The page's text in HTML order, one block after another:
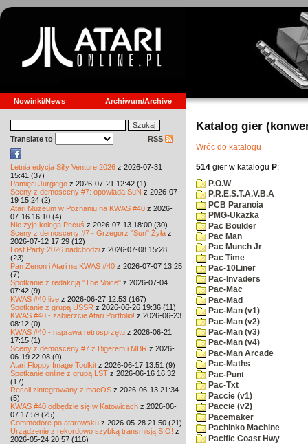
Nowinki/News Archiwum/Archive
Translate to RSS
Letnia edycja Silly Venture 2026 z 2026-07-31
15:41 (37)
Pamięci Jurgiego z 2026-07-21 12:42 (1)
Sceny z demosceny #7: opowiada SuN z 2026-07-
19 15:24 (2)
Atari Muzeum w Poznaniu na KWAS #40 z 2026-
07-16 16:10 (4)
Nie żyje kolega Pecuś z 2026-07-13 18:00 (30)
Sceny z demosceny #7 - Grzegorz "Sun" Żyła z
2026-07-12 17:29 (12)
Lost Party 2026 nadchodzi z 2026-07-08 15:28
(23)
Pan Zenon i Atari na KWAS #40 z 2026-07-07 13:25
(7)
Spotkanie z redakcją "The Voice" z 2026-07-04
07:42 (9)
KWAS #40 live z 2026-06-27 12:53 (167)
Spotkanie z grupą USSR z 2026-06-26 19:36 (11)
KWAS #40 - zabierzcie Atari Portfolio! z 2026-06-23
08:12 (0)
KWAS #40 - naprawa retrosprzętu z 2026-06-21
17:15 (1)
Sceny z demosceny #7 z Bigerem i MBR z 2026-
06-19 22:08 (0)
Atari Floppy Image Toolkit z 2026-06-17 13:51 (9)
Spotkanie online z grupą LST z 2026-06-16 16:32
(17)
Recoil zintegrowany z macOS z 2026-06-13 21:34
(5)
KWAS #40 odbędzie się w Katowicach z 2026-06-
07 17:59 (25)
Commodore po atarowsku z 2026-05-28 21:50 (21)
Urządzenie z rekordowo szybką transmisją SIO! z
2026-05-24 20:57 (116)
Katalog gier
Wróc do katalogu
514 gier w katalogu P:
P.O.W
P.R.E.S.T.A.V.B.A
PCB Paranoia
PMG-Ukazka
Pac Boulder
Pac Man
Pac Munch Jr
Pac Time
Pac-10Liner
Pac-Invaders
Pac-Mac
Pac-Mad
Pac-Man (v1)
Pac-Man (v2)
Pac-Man (v3)
Pac-Man (v4)
Pac-Man Arcade
Pac-Maths
Pac-Punt
Pac-Txt
Paccie (v1)
Paccie (v2)
Pacemaker
Pachinko Machine
Pacific Coast Hwy